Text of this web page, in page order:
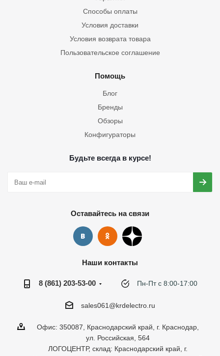
Способы оплаты
Условия доставки
Условия возврата товара
Пользовательское соглашение
Помощь
Блог
Бренды
Обзоры
Конфигураторы
Будьте всегда в курсе!
Оставайтесь на связи
Наши контакты
8 (861) 203-53-00 Пн-Пт с 8:00-17:00
sales061@krdelectro.ru
Офис: 350087, Краснодарский край, г. Краснодар,
ул. Российская, 564
ЛОГОЦЕНТР, склад: Краснодарский край, г.